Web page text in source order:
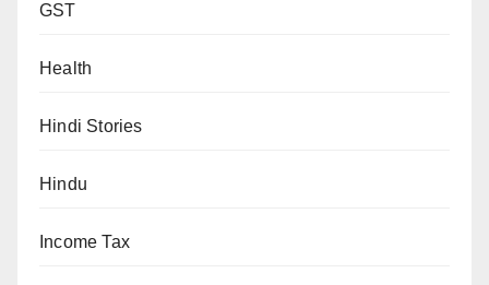
GST
Health
Hindi Stories
Hindu
Income Tax